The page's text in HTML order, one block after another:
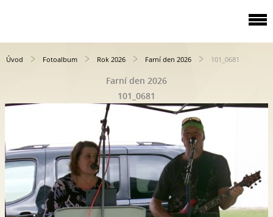
Úvod Fotoalbum Rok 2026 Farní den 2026 101_0681
Farní den 2026
101_0681